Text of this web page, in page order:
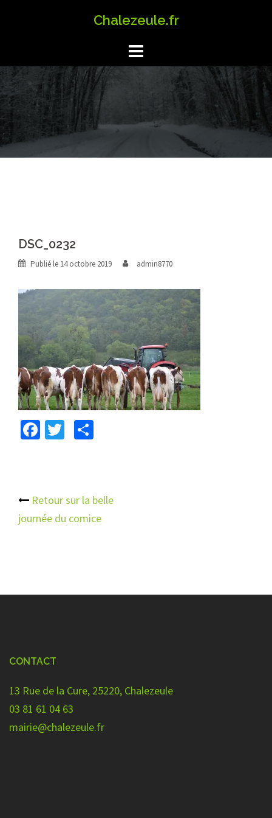
Chalezeule.fr
DSC_0232
Publié le 14 octobre 2019 admin8770
Facebook
Twitter
Navigation
d’article
Retour sur la belle
journée du comice
CONTACT
13 Rue de la Cure, 25220, Chalezeule
03 81 61 04 63
mairie@chalezeule.fr